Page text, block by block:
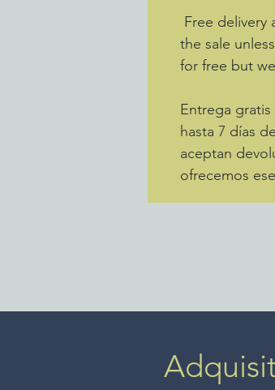
Free delivery
the sale
for free but
Entrega
hasta 7 días
aceptan
ofrecemos